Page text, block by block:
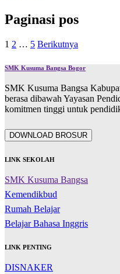
Paginasi pos
1 2 … 5 Berikutnya
SMK Kusuma Bangsa Bogor
SMK Kusuma Bangsa
berasa dibawah Yayasan
komitmen tinggi untuk
DOWNLOAD BROSUR
LINK SEKOLAH
SMK Kusuma Bangsa
Kemendikbud
Rumah Belajar
Belajar Bahasa Inggris
LINK PENTING
DISNAKER